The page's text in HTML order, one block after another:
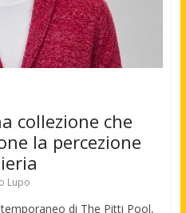
collezione che
la percezione
Lupo
di The Pitti Pool,